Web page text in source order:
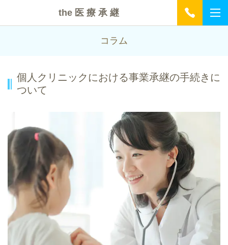
the 医 療 承 継
コラム
個人クリニックにおける事業承継の手続きに
ついて